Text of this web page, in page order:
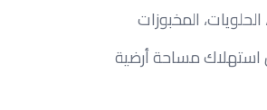
الحلويات، المخبوزات
استهلاك مساحة أرضية